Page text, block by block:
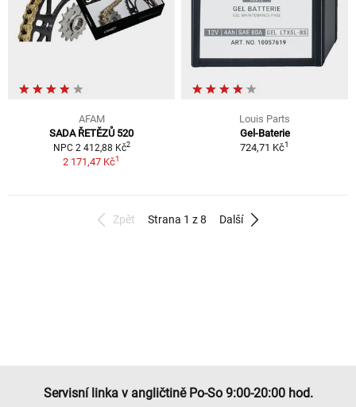
AFAM
SADA ŘETĚZŮ 520
NPC 2 412,88 Kč2
2 171,47 Kč1
Louis Parts
Gel-Baterie
724,71 Kč1
Zpět Strana 1 z 8 Další
Servisní linka v angličtině Po-So 9:00-20:00 hod.